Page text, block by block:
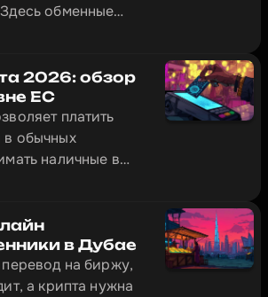
обменные
под надзором
за USDT в
несколько минут.
2026: обзор
ЕС
платить
в обычных
наличные в
Алматы,
которые
за пределами ЕС:
CoinW и
в Дубае
перевод на биржу,
а крипта нужна